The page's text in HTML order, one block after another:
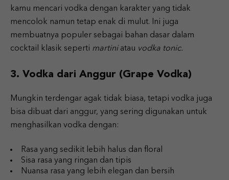
kamu mencari vodka dengan karakter yang tidak
mencolok namun tetap enak di mulut. Ini juga
membuatnya populer sebagai bahan dasar dalam
cocktail klasik seperti martiniatau vodka tonic.
3. Vodka dari Anggur (Grape Vodka)
Mungkin terdengar agak tidak biasa, tetapi vodka juga
bisa dibuat dari anggur, yang sering digunakan untuk
menghasilkan vodka dengan:
Rasa yang sedikit lebih halus dan floral
Sisa rasa yang ringan dan tipis
Nuansa rasa yang lebih elegan dan bersih